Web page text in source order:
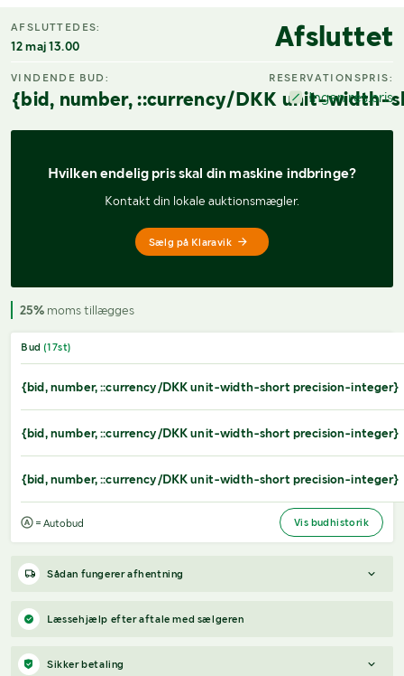
AFSLUTTEDES:
12 maj 13.00 Afsluttet
VINDENDE BUD:
{bid, number, ::currency/DKK unit-width-
RESERVATIONSPRIS:
Ingen res.pris
Hvilken endelig pris skal din maskine indbringe?
Kontakt din lokale auktionsmægler.
Sælg på Klaravik
25% moms tillægges
Bud (17st)
{bid, number, ::currency/DKK unit-width-short precision-integer}
{bid, number, ::currency/DKK unit-width-short precision-integer}
{bid, number, ::currency/DKK unit-width-short precision-integer}
= Autobud Vis budhistorik
Sådan fungerer afhentning
Varen forbliver hos sælgeren, indtil køberen har betalt for
varen. Når betalingen er modtaget, får køberen adgang til
sælgers kontaktoplysninger og kan aftale afhentning (inden for
12 dage efter auktionens afslutning).
Læssehjælp efter aftale med sælgeren
Sikker betaling